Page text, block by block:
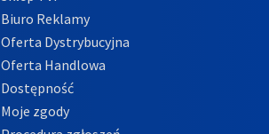
Biuro Reklamy
Oferta Dystrybucyjna
Oferta Handlowa
Dostępność
Moje zgody